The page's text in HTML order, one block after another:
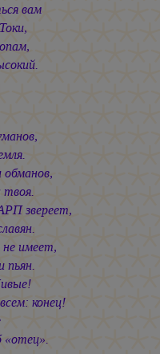
вам
твоя.
звереет,
имеет,
пьян.
конец!
«отец».